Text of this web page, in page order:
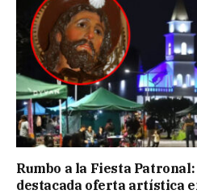
Rumbo a la Fiesta
destacada oferta artística